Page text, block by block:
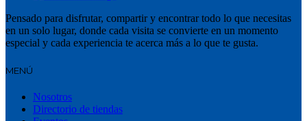
Pensado para disfrutar, compartir y encontrar todo lo que necesitas
en un solo lugar, donde cada visita se convierte en un momento
especial y cada experiencia te acerca más a lo que te gusta.
MENÚ
Nosotros
Directorio de tiendas